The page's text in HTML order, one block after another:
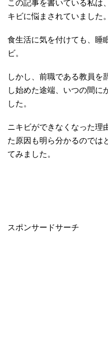
この記事を書いている私は
キビに悩まされていました。
食生活に気を付けても、睡
ビ。
しかし、前職である教員を
し始めた途端、いつの間に
した。
ニキビができなくなった理
た原因も明ら分かるのでは
てみました。
スポンサードサーチ